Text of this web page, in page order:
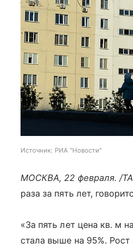
Источник: РИА "Новости"
МОСКВА, 22 февраля. /
раза за пять лет,
«За пять лет цена кв. м
стала выше на 95%. Рост